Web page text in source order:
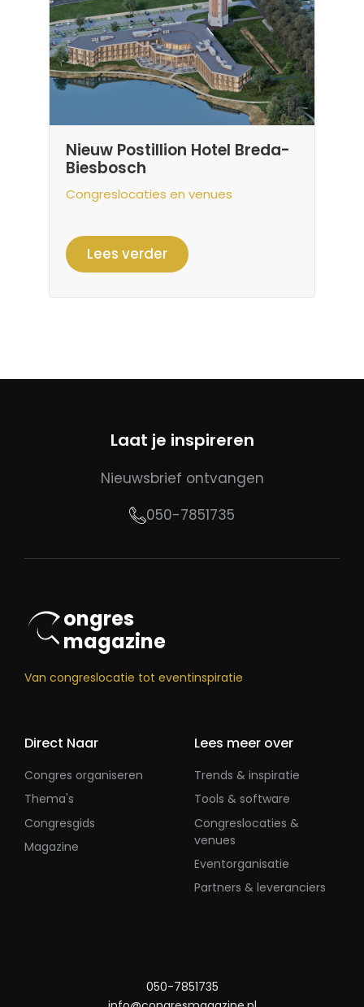
Nieuw Postillion Hotel Breda-
Biesbosch
Congreslocaties en venues
Lees verder
Laat je inspireren
Nieuwsbrief ontvangen
050-7851735
ongres
magazine
Van congreslocatie tot eventinspiratie
Direct Naar
Congres organiseren
Thema's
Congresgids
Magazine
Lees meer over
Trends & inspiratie
Tools & software
Congreslocaties &
venues
Eventorganisatie
Partners & leveranciers
050-7851735